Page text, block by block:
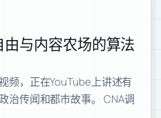
与内容农场的算法
频，正在YouTube上讲述有
治传闻和都市故事。 CNA调